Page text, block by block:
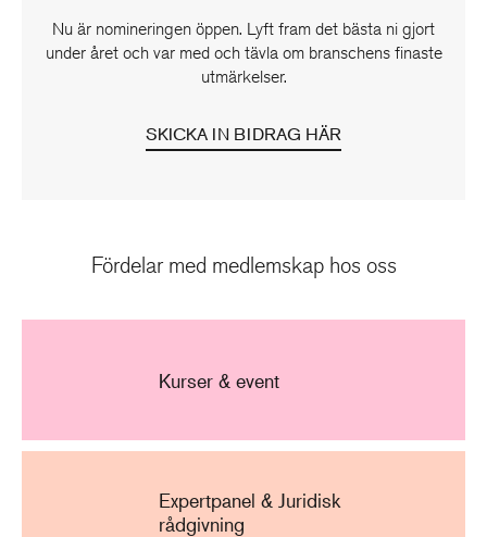
Nu är nomineringen öppen. Lyft fram det bästa ni gjort
under året och var med och tävla om branschens finaste
utmärkelser.
SKICKA IN BIDRAG HÄR
Fördelar med medlemskap hos oss
Kurser & event
Expertpanel & Juridisk
rådgivning